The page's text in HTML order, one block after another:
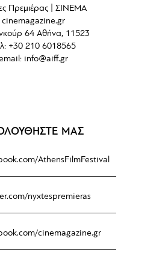
Πρεμιέρας | ΣΙΝΕΜΑ
cinemagazine.gr
64 Αθήνα, 11523
+30 210 6018565
info@aiff.gr
ΜΑΣ
AthensFilmFestival
nyxtespremieras
cinemagazine.gr